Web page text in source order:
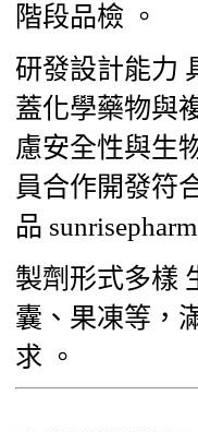
階段品檢 。
研發設計能力
蓋化學藥物與
慮安全性與生
員合作開發符
品
製劑形式多樣
囊、果凍等，
求 。